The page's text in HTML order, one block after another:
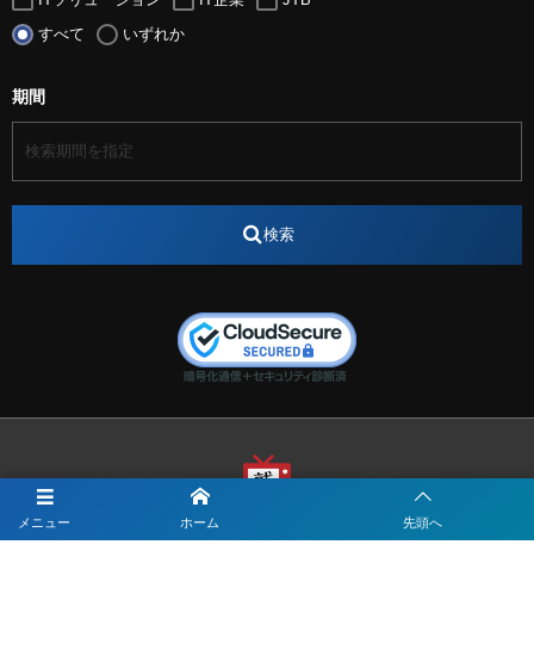
メニュー ホーム 先頭へ
LUGZ ENTERTAINMENT
アナウンサー
エスタカヤ電子工業
オンライン カイタック
キーエンス流性弱説経営 キーエンス解剖
セレクトショップ
テレビ テレビせとうち
すべて いずれか
期間
検索